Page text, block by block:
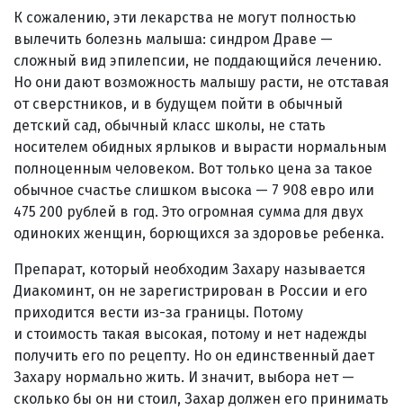
К сожалению, эти лекарства не могут полностью
вылечить болезнь малыша: синдром Драве —
сложный вид эпилепсии, не поддающийся лечению.
Но они дают возможность малышу расти, не отставая
от сверстников, и в будущем пойти в обычный
детский сад, обычный класс школы, не стать
носителем обидных ярлыков и вырасти нормальным
полноценным человеком. Вот только цена за такое
обычное счастье слишком высока — 7 908 евро или
475 200 рублей в год. Это огромная сумма для двух
одиноких женщин, борющихся за здоровье ребенка.
Препарат, который необходим Захару называется
Диакоминт, он не зарегистрирован в России и его
приходится вести из-за границы. Потому
и стоимость такая высокая, потому и нет надежды
получить его по рецепту. Но он единственный дает
Захару нормально жить. И значит, выбора нет —
сколько бы он ни стоил, Захар должен его принимать